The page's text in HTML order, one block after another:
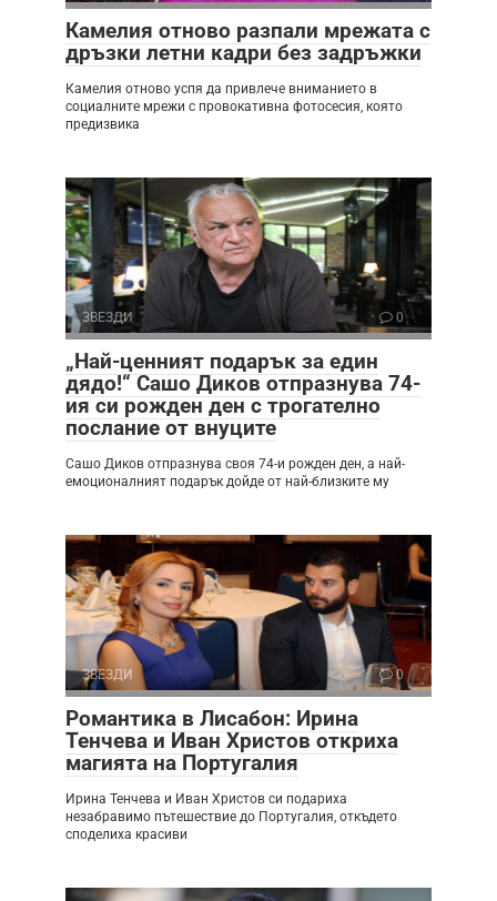
Камелия отново разпали мрежата с
дръзки летни кадри без задръжки
Камелия отново успя да привлече вниманието в
социалните мрежи с провокативна фотосесия, която
предизвика
ЗВЕЗДИ 0
„Най-ценният подарък за един
дядо!“ Сашо Диков отпразнува 74-
ия си рожден ден с трогателно
послание от внуците
Сашо Диков отпразнува своя 74-и рожден ден, а най-
емоционалният подарък дойде от най-близките му
ЗВЕЗДИ 0
Романтика в Лисабон: Ирина
Тенчева и Иван Христов откриха
магията на Португалия
Ирина Тенчева и Иван Христов си подариха
незабравимо пътешествие до Португалия, откъдето
споделиха красиви